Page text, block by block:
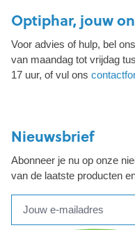
Optiphar, jouw
Voor advies of hulp, bel
van maandag tot vrijdag
17 uur, of vul ons
Nieuwsbrief
Abonneer je nu op onze
van de laatste producten